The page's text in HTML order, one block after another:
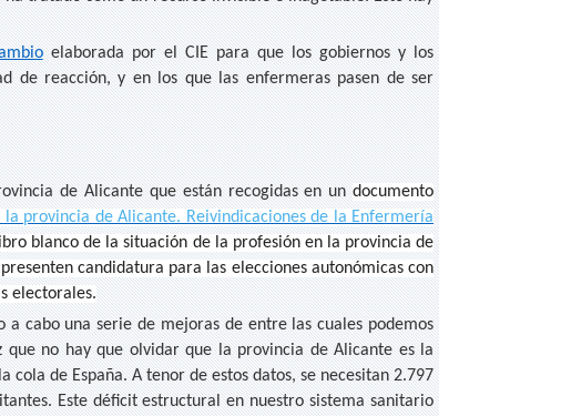
elaborada por el CIE para que los gobiernos y los
de reacción, y en los que las enfermeras pasen de ser
de Alicante que están recogidas en un documento
provincia de Alicante. Reivindicaciones de la Enfermería
blanco de la situación de la profesión en la provincia de
candida­tura para las elecciones autonómicas con
electorales.
cabo una serie de mejoras de entre las cuales podemos
no hay que olvidar que la provincia de Alicante es la
de España. A tenor de estos datos, se necesitan 2.797
Este déficit estructural en nuestro sistema sanitario